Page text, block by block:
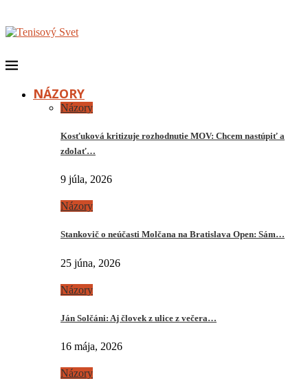
NÁZORY
Názory
Kosťuková kritizuje rozhodnutie MOV: Chcem nastúpiť a
zdolať…
9 júla, 2026
Názory
Stankovič o neúčasti Molčana na Bratislava Open: Sám…
25 júna, 2026
Názory
Ján Solčáni: Aj človek z ulice z večera…
16 mája, 2026
Názory